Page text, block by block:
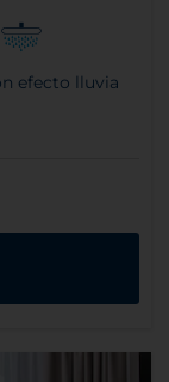
efecto lluvia